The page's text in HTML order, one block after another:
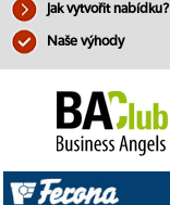
Jak vytvořit nabídku?
Naše výhody